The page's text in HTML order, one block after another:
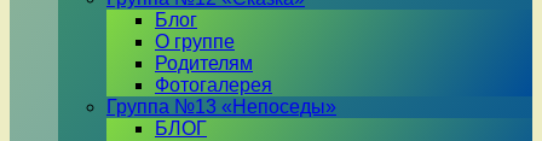
Блог
О группе
Родителям
Фотогалерея
Группа №13 «Непоседы»
БЛОГ